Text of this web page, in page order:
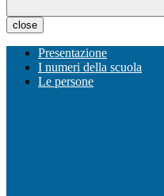
close
Presentazione
I numeri della scuola
Le persone